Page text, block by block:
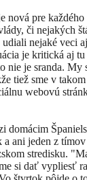
nová pre každého
či nejakých
nejaké veci
je kritická aj
nie je sranda. My
tiež sme v
webovú
domácim
ani jeden z
stredisku.
si dať vypliesť